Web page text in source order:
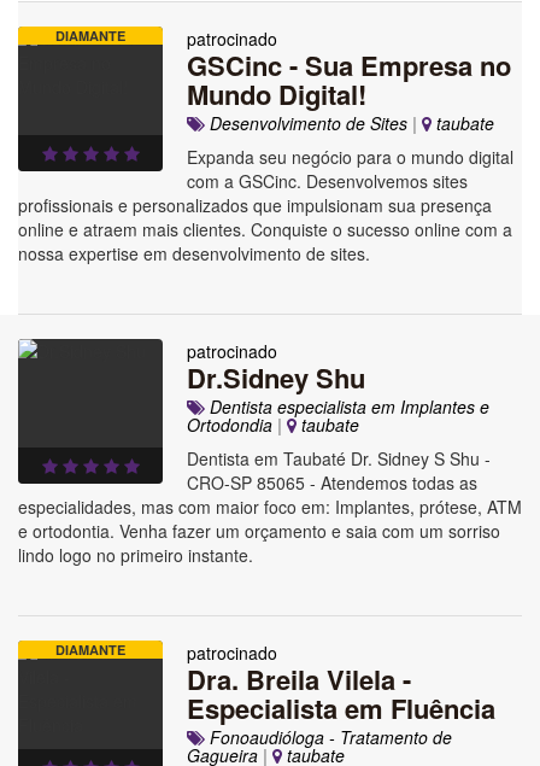
DIAMANTE patrocinado
GSCinc - Sua Empresa no
Mundo Digital!
Desenvolvimento de Sites |
taubate
Expanda seu negócio para o mundo digital
com a GSCinc. Desenvolvemos sites
profissionais e personalizados que impulsionam sua presença
online e atraem mais clientes. Conquiste o sucesso online com a
nossa expertise em desenvolvimento de sites.
patrocinado
Dr.Sidney Shu
Dentista especialista em Implantes e
Ortodondia |
taubate
Dentista em Taubaté Dr. Sidney S Shu -
CRO-SP 85065 - Atendemos todas as
especialidades, mas com maior foco em: Implantes, prótese, ATM
e ortodontia. Venha fazer um orçamento e saia com um sorriso
lindo logo no primeiro instante.
DIAMANTE patrocinado
Dra. Breila Vilela -
Especialista em Fluência
Fonoaudióloga - Tratamento de
Gagueira | taubate